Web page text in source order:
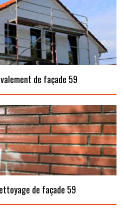
de façade 59
de façade 59